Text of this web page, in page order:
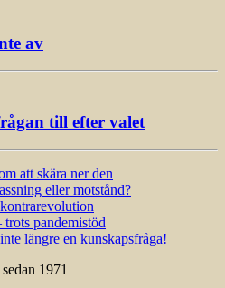
av
till efter valet
att skära ner den
eller motstånd?
pandemistöd
längre en kunskapsfråga!
1971